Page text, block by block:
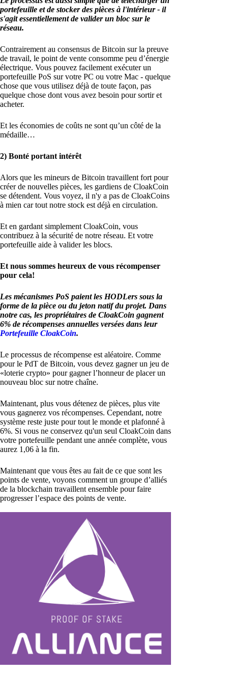
portefeuille et de stocker des pièces à l'intérieur - il
s'agit essentiellement de valider un bloc sur le
réseau.
Contrairement au consensus de Bitcoin sur la preuve
de travail, le point de vente consomme peu d’énergie
électrique. Vous pouvez facilement exécuter un
portefeuille PoS sur votre PC ou votre Mac - quelque
chose que vous utilisez déjà de toute façon, pas
quelque chose dont vous avez besoin pour sortir et
acheter.
Et les économies de coûts ne sont qu’un côté de la
médaille…
2) Bonté portant intérêt
Alors que les mineurs de Bitcoin travaillent fort pour
créer de nouvelles pièces, les gardiens de CloakCoin
se détendent. Vous voyez, il n'y a pas de CloakCoins
à mien car tout notre stock est déjà en circulation.
Et en gardant simplement CloakCoin, vous
contribuez à la sécurité de notre réseau. Et votre
portefeuille aide à valider les blocs.
Et nous sommes heureux de vous récompenser
pour cela!
Les mécanismes PoS paient les HODLers sous la
forme de la pièce ou du jeton natif du projet. Dans
notre cas, les propriétaires de CloakCoin gagnent
6% de récompenses annuelles versées dans leur
Portefeuille CloakCoin.
Le processus de récompense est aléatoire. Comme
pour le PdT de Bitcoin, vous devez gagner un jeu de
«loterie crypto» pour gagner l’honneur de placer un
nouveau bloc sur notre chaîne.
Maintenant, plus vous détenez de pièces, plus vite
vous gagnerez vos récompenses. Cependant, notre
système reste juste pour tout le monde et plafonné à
6%. Si vous ne conservez qu'un seul CloakCoin dans
votre portefeuille pendant une année complète, vous
aurez 1,06 à la fin.
Maintenant que vous êtes au fait de ce que sont les
points de vente, voyons comment un groupe d’alliés
de la blockchain travaillent ensemble pour faire
progresser l’espace des points de vente.